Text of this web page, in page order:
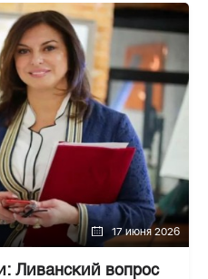
17 июня 2026
Ливанский вопрос